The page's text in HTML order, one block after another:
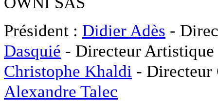
Président : Didier Adès -
Dasquié - Directeur
Christophe Khaldi -
Alexandre Talec